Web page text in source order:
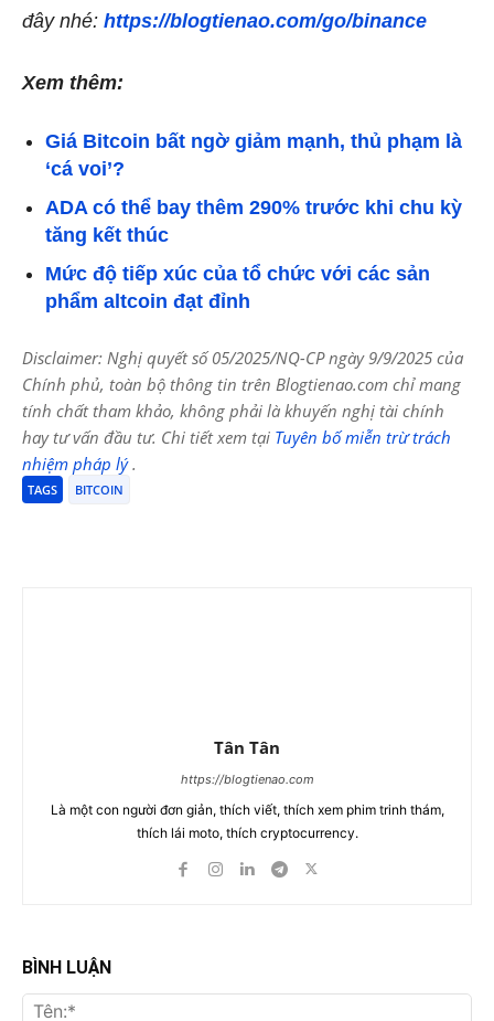
đây nhé: https://blogtienao.com/go/binance
Xem thêm:
Giá Bitcoin bất ngờ giảm mạnh, thủ phạm là
‘cá voi’?
ADA có thể bay thêm 290% trước khi chu kỳ
tăng kết thúc
Mức độ tiếp xúc của tổ chức với các sản
phẩm altcoin đạt đỉnh
Disclaimer: Nghị quyết số 05/2025/NQ-CP ngày 9/9/2025 của
Chính phủ, toàn bộ thông tin trên Blogtienao.com chỉ mang
tính chất tham khảo, không phải là khuyến nghị tài chính
hay tư vấn đầu tư. Chi tiết xem tại Tuyên bố miễn trừ trách
nhiệm pháp lý.
TAGS BITCOIN
Tân Tân
https://blogtienao.com
Là một con người đơn giản, thích viết, thích xem phim trinh thám,
thích lái moto, thích cryptocurrency.
BÌNH LUẬN